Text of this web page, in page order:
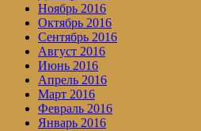
Ноябрь 2016
Октябрь 2016
Сентябрь 2016
Август 2016
Июнь 2016
Апрель 2016
Март 2016
Февраль 2016
Январь 2016